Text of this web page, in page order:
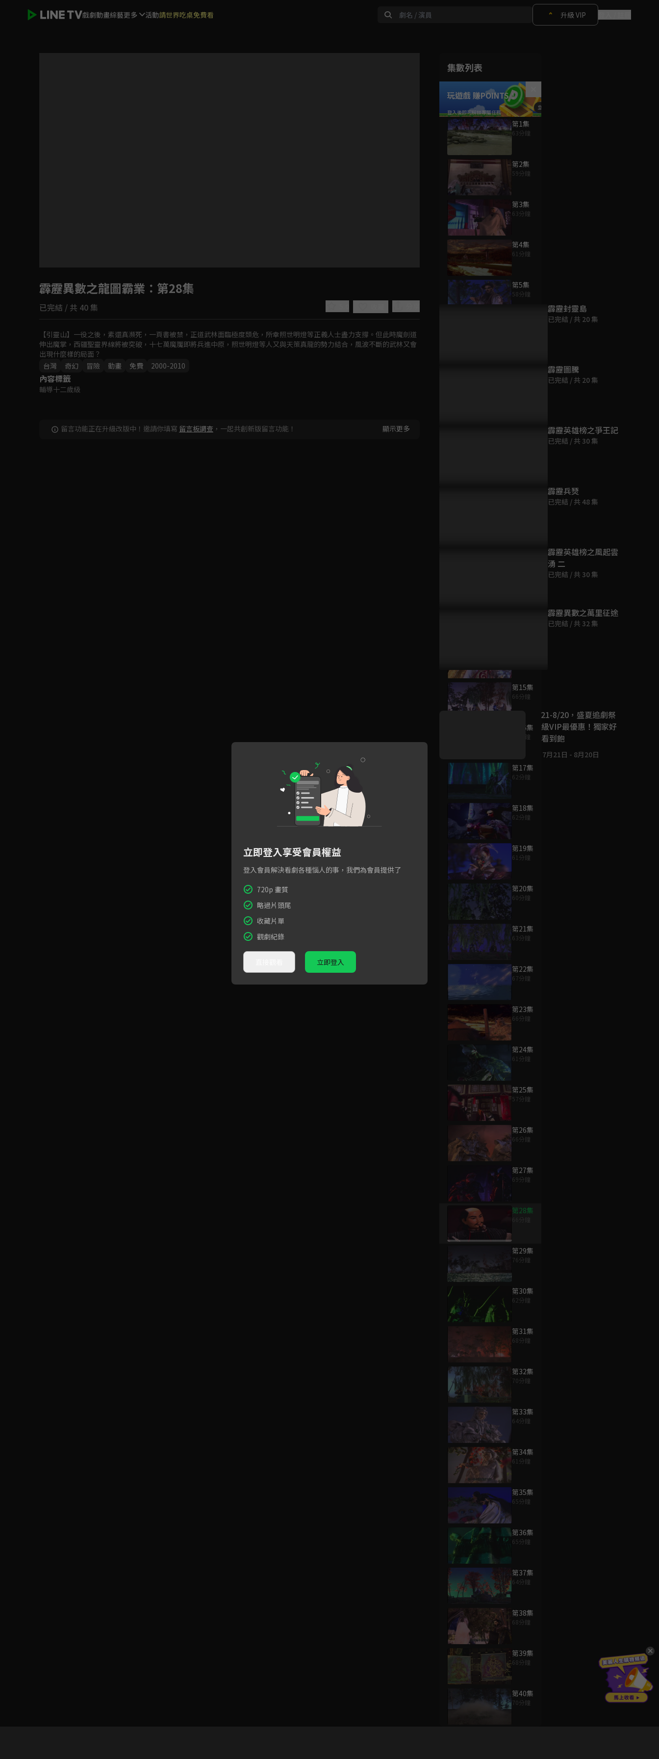
戲劇動畫綜藝更多 活動請世界吃桌免費看 升級 VIP
如有不便請見諒
集數列表
玩遊戲 賺POINTS！
第1集
63分鐘
第2集
59分鐘
第3集
63分鐘
第4集
61分鐘
第5集
58分鐘
第15集
66分鐘
第16集
64分鐘
第17集
62分鐘
第18集
62分鐘
第19集
61分鐘
第20集
60分鐘
第21集
63分鐘
第22集
67分鐘
第23集
66分鐘
第24集
61分鐘
第25集
57分鐘
第26集
66分鐘
第27集
69分鐘
第28集
第29集
76分鐘
第30集
62分鐘
第31集
68分鐘
第32集
70分鐘
第33集
64分鐘
第34集
61分鐘
第35集
65分鐘
第36集
65分鐘
第37集
64分鐘
第38集
68分鐘
第39集
68分鐘
第40集
70分鐘
霹靂異數之龍圖霸業 ：第28集
已完結 / 共 40 集
【引靈山】一役之後，素還真瀕死，一頁書被禁，正道武林面臨極度頹危，所幸照世明燈等正義人士盡力支撐。但此時魔劍道
伸出魔掌，西疆聖靈界線將被突破，十七萬魔魘即將兵進中原，照世明燈等人又與天策真龍的勢力結合，風波不斷的武林又會
出現什麼樣的局面？
台灣
奇幻 冒險 動畫 免費 2000-2010
內容標籤
輔導十二歲級
留言功能正在升級改版中！邀請你填寫 留言板調查 ，一起共創新版留言功能！ 顯示更多
為您推薦
霹靂封靈島
已完結 / 共 20 集
霹靂圖騰
已完結 / 共 20 集
霹靂英雄榜之爭王記
已完結 / 共 30 集
霹靂兵燹
已完結 / 共 48 集
霹靂英雄榜之風起雲
湧 二
已完結 / 共 30 集
霹靂異數之萬里征途
已完結 / 共 32 集
好康資訊
7/21-8/20，盛夏追劇祭
升級VIP最優惠！獨家好
戲看到飽
7月21日 - 8月20日
立即登入享受會員權益
登入會員解決看劇各種惱人的事，我們為會員提供了
720p 畫質
略過片頭尾
收藏片單
觀劇紀錄
立即登入